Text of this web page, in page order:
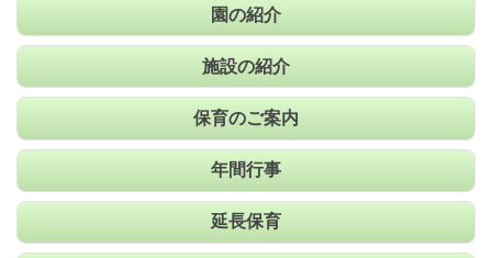
園の紹介
施設の紹介
保育のご案内
年間行事
延長保育